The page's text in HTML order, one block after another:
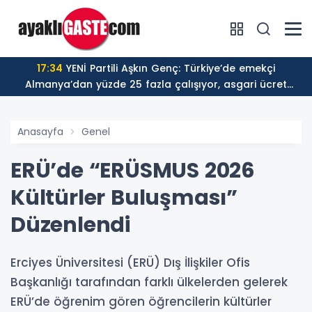
17:34
Almanya’dan yüzde 25 fazla çalışıyor, asgari ücret
ayın 18 gününe yetiyor
Anasayfa Genel
ERÜ’de “ERÜSMUS 2026
Kültürler Buluşması”
Düzenlendi
Erciyes Üniversitesi (ERÜ) Dış İlişkiler Ofis
Başkanlığı tarafından farklı ülkelerden gelerek
ERÜ’de öğrenim gören öğrencilerin kültürler